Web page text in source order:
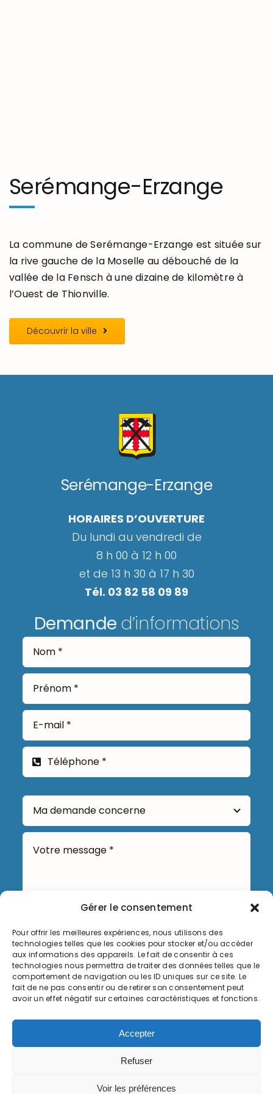
Gérer le consentement
Pour offrir les meilleures expériences, nous utilisons des
technologies telles que les cookies pour stocker et/ou accéder
aux informations des appareils. Le fait de consentir à ces
technologies nous permettra de traiter des données telles que le
comportement de navigation ou les ID uniques sur ce site. Le
fait de ne pas consentir ou de retirer son consentement peut
avoir un effet négatif sur certaines caractéristiques et fonctions.
Accepter
Refuser
Voir les préférences
Serémange-Erzange
La commune de Serémange-Erzange est située sur
la rive gauche de la Moselle au débouché de la
vallée de la Fensch à une dizaine de kilomètre à
l’Ouest de Thionville.
Découvrir la ville
Serémange-Erzange
HORAIRES D’OUVERTURE
Du lundi au vendredi de
8 h 00 à 12 h 00
et de 13 h 30 à 17 h 30
Tél. 03 82 58 09 89
Demande d’informations
Envoyer
Informations légales
Politique de cookies (UE)
tous droits réservés